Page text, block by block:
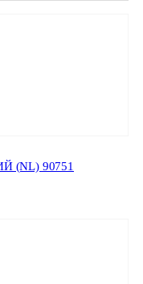
(NL) 90751